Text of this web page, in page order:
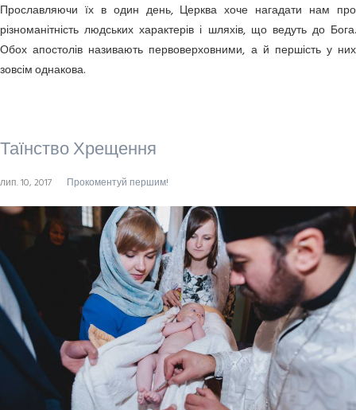
Прославляючи їх в один день, Церква хоче нагадати нам про
різноманітність людських характерів і шляхів, що ведуть до Бога.
Обох апостолів називають первоверховними, а й першість у них
зовсім однакова.
Таїнство Хрещення
лип. 10, 2017 Прокоментуй першим!